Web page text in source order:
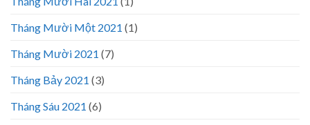
Tháng Mười Một 2021 (1)
Tháng Mười 2021 (7)
Tháng Bảy 2021 (3)
Tháng Sáu 2021 (6)